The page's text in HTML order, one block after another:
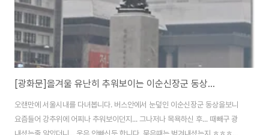
[광화문]올겨울 유난히 추워보이는 이순신장군 동상...
오랜만에 서울시내를 다녀봅니다. 버스안에서 눈덮인 이순신장군 동상을보니
요즘들어 강추위에 어찌나 추워보이던지... 그나저나 목욕하신 후... 때빼구 광